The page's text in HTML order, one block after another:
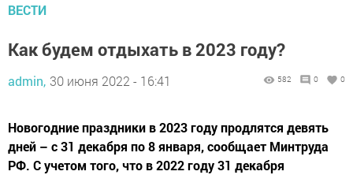
ВЕСТИ
Как будем отдыхать в 2023 году?
admin, 30 июня 2022 - 16:41 582 0 0
Новогодние праздники в 2023 году продлятся девять
дней – с 31 декабря по 8 января, сообщает Минтруда
РФ. С учетом того, что в 2022 году 31 декабря